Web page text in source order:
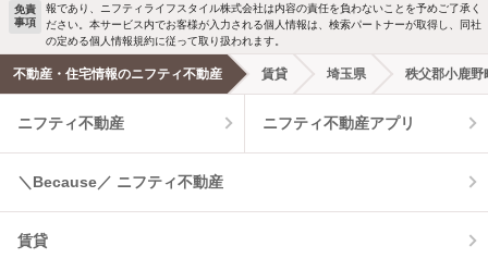
洗濯機置場あり 独立洗面台
エアコンあり 都市ガス
温水洗浄便座 オートロック
コンロ2口以上
免責
事項
報であり、ニフティライフスタイル株式会社は内容の責任を負わないことを予めご了承く
ださい。本サービス内でお客様が入力される個人情報は、検索パートナーが取得し、同社
の定める個人情報規約に従って取り扱われます。
不動産・住宅情報のニフティ不動産 賃貸 埼玉県 秩父郡小鹿野
ニフティ不動産 ニフティ不動産アプリ
＼Because／ ニフティ不動産
賃貸